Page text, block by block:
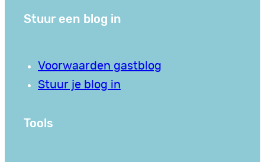
Stuur een blog in
Voorwaarden gastblog
Stuur je blog in
Tools